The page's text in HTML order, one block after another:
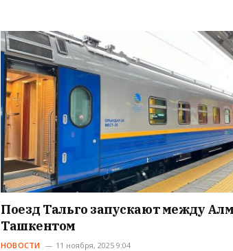
Поезд Тальго запускают между
Ташкентом
НОВОСТИ 11 ноября, 2025 9:04